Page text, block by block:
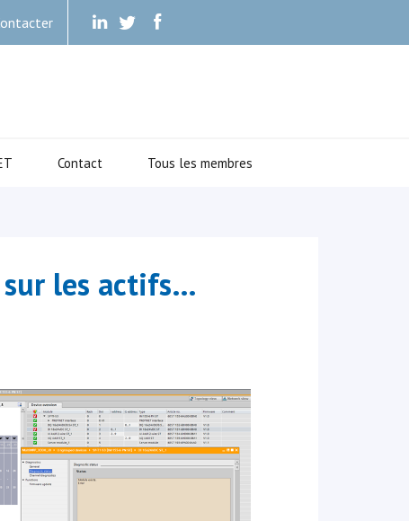
. . .
Contact Tous les membres
les actifs…